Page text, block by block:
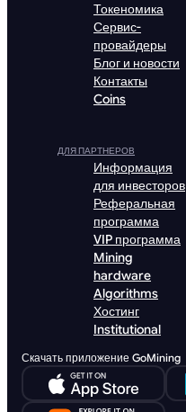
Токеномика
Сервис-
провайдеры
Блог и новости
Контакты
Coins
ДЛЯ ПАРТНЕРОВ
Информация
для инвесторов
Реферальная
программа
VIP программа
Mining
hardware
Algorithms
Хостинг
Institutional
Скачать приложение GoMining